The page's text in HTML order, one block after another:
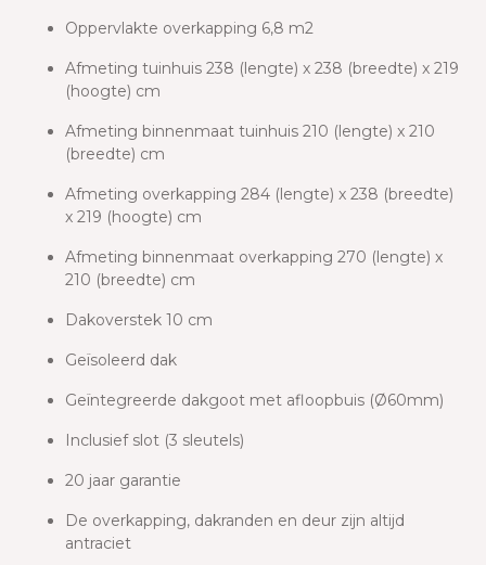
Oppervlakte overkapping 6,8 m2
Afmeting tuinhuis 238 (lengte) x 238 (breedte) x 219
(hoogte) cm
Afmeting binnenmaat tuinhuis 210 (lengte) x 210
(breedte) cm
Afmeting overkapping 284 (lengte) x 238 (breedte)
x 219 (hoogte) cm
Afmeting binnenmaat overkapping 270 (lengte) x
210 (breedte) cm
Dakoverstek 10 cm
Geïsoleerd dak
Geïntegreerde dakgoot met afloopbuis (Ø60mm)
Inclusief slot (3 sleutels)
20 jaar garantie
De overkapping, dakranden en deur zijn altijd
antraciet